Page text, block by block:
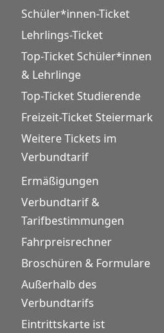
Schüler*innen-Ticket
Lehrlings-Ticket
Top-Ticket Schüler*innen
& Lehrlinge
Top-Ticket Studierende
Freizeit-Ticket Steiermark
Weitere Tickets im
Verbundtarif
Ermäßigungen
Verbundtarif &
Tarifbestimmungen
Fahrpreisrechner
Broschüren & Formulare
Außerhalb des
Verbundtarifs
Eintrittskarte ist